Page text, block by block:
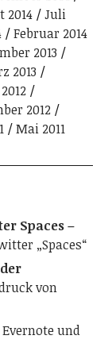
2014
Juli
Februar 2014
2013
2013
2012
Mai 2011
Spaces –
„Spaces“
von
und